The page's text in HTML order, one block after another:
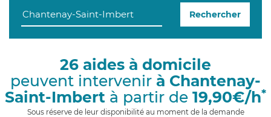
g
i
o
n
Rechercher
26 aides à domicile
peuvent intervenir à Chantenay-
Saint-Imbert à partir de 19,90€/h*
Sous réserve de leur disponibilité au moment de la demande